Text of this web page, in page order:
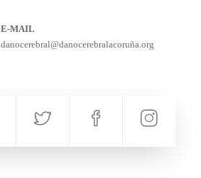
E-MAIL
danocerebral@danocerebralacoruña.org